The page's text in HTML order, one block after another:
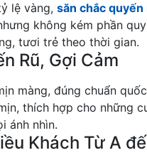
lệ vàng, săn chắc quyến
không kém phần
tươi trẻ theo thời gian.
Rũ, Gợi Cảm
màng, đúng chuẩn
thích hợp cho những
ánh nhìn.
Khách Từ A